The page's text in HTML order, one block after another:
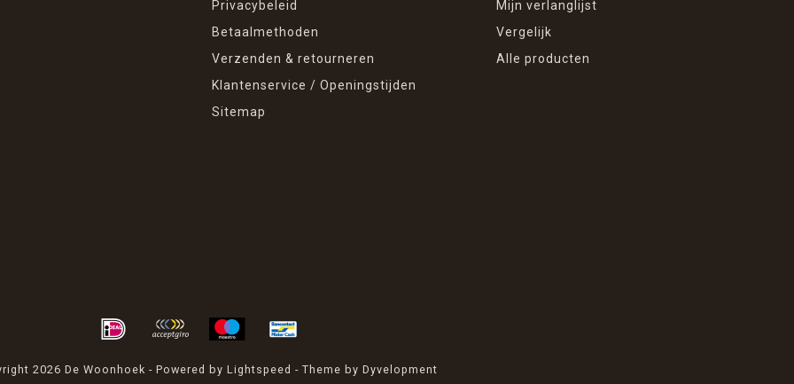
Privacybeleid
Betaalmethoden
Verzenden & retourneren
Klantenservice / Openingstijden
Sitemap
Mijn verlanglijst
Vergelijk
Alle producten
2026 De Woonhoek - Powered by Lightspeed - Theme by Dyvelopment